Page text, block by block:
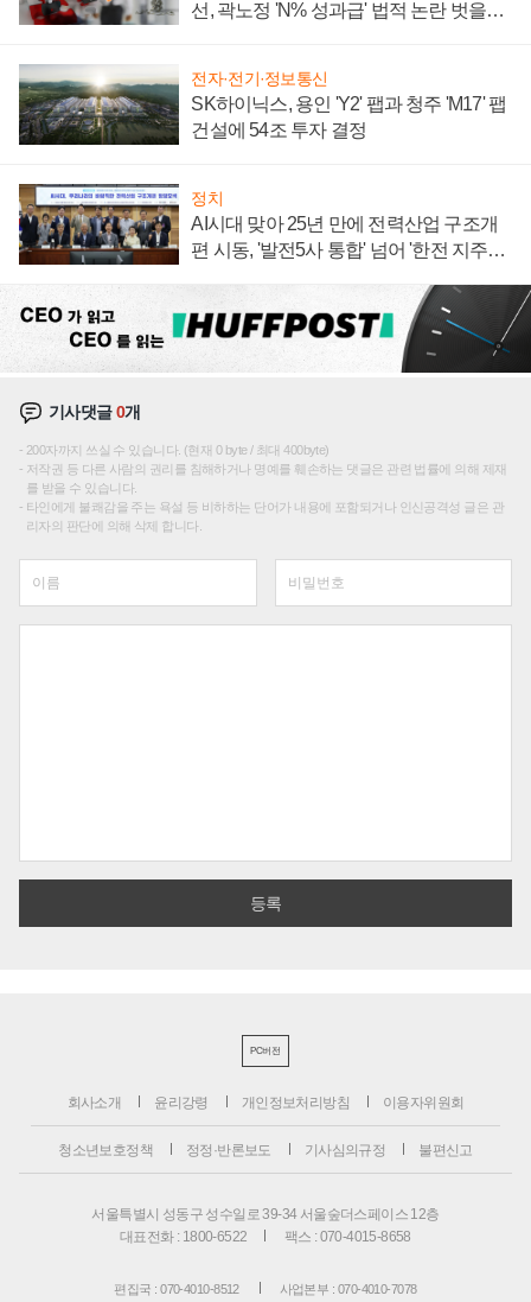
선, 곽노정 'N% 성과급' 법적 논란 벗을지
전자·전기·정보통신
SK하이닉스, 용인 'Y2' 팹과 청주 'M17' 팹
건설에 54조 투자 결정
정치
AI시대 맞아 25년 만에 전력산업 구조개
편 시동, '발전5사 통합' 넘어 '한전 지주사'
기사댓글0개
200자까지 쓰실 수 있습니다. (현재 0 byte / 최대 400byte)
저작권 등 다른 사람의 권리를 침해하거나 명예를 훼손하는 댓글은 관련 법률에 의해 제재
를 받을 수 있습니다.
타인에게 불쾌감을 주는 욕설 등 비하하는 단어가 내용에 포함되거나 인신공격성 글은 관
리자의 판단에 의해 삭제 합니다.
PC버전
회사소개 윤리강령 개인정보처리방침 이용자위원회
청소년보호정책 정정·반론보도 기사심의규정 불편신고
서울특별시 성동구 성수일로 39-34 서울숲더스페이스 12층
대표전화 : 1800-6522
팩스 : 070-4015-8658
편집국 : 070-4010-8512 사업본부 : 070-4010-7078